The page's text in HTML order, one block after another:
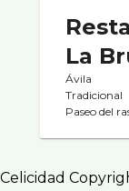
La
Ávila
Tradicional
Paseo del
Celicidad